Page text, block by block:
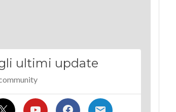
ultimi update